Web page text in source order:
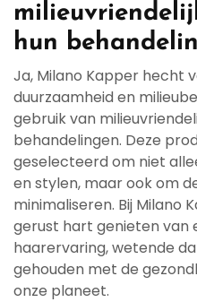
hun
Ja, Milano Kapper hecht
duurzaamheid en
gebruik van
behandelingen. Deze
geselecteerd om niet
en stylen, maar ook om
minimaliseren. Bij Milano
gerust hart genieten van
haarervaring, wetende
gehouden met de
onze planeet.